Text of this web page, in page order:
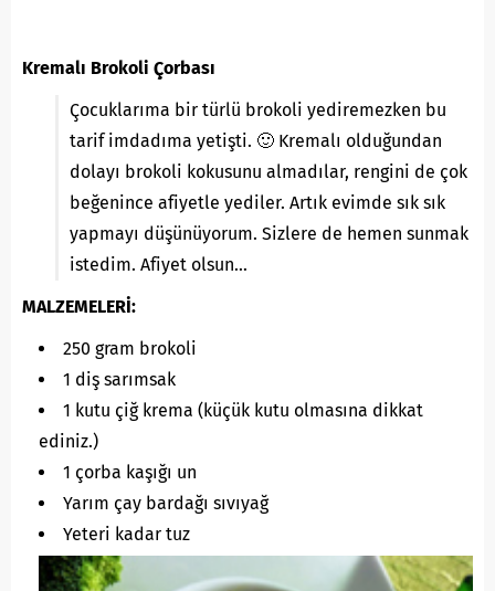
Kremalı Brokoli Çorbası
Çocuklarıma bir türlü brokoli yediremezken bu
tarif imdadıma yetişti. 🙂 Kremalı olduğundan
dolayı brokoli kokusunu almadılar, rengini de çok
beğenince afiyetle yediler. Artık evimde sık sık
yapmayı düşünüyorum. Sizlere de hemen sunmak
istedim. Afiyet olsun…
MALZEMELERİ:
250 gram brokoli
1 diş sarımsak
1 kutu çiğ krema (küçük kutu olmasına dikkat
ediniz.)
1 çorba kaşığı un
Yarım çay bardağı sıvıyağ
Yeteri kadar tuz